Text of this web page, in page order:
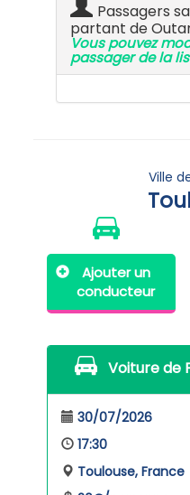
Passagers
partant de
Vous pouvez
passager de la
Ville
Ajouter un
conducteur
30/07/2026
17:30
Toulouse, France